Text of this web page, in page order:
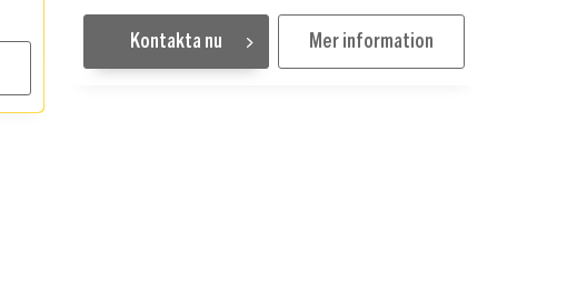
Kontakta nu Mer information